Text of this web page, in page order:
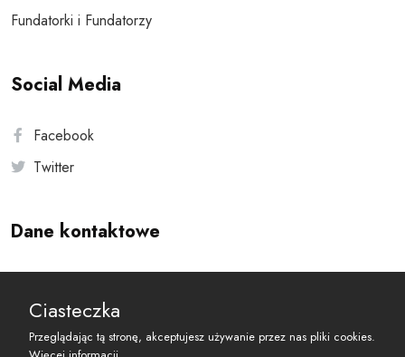
Fundatorki i Fundatorzy
Social Media
Facebook
Twitter
Dane kontaktowe
reset@resetobywatelski.pl
Ciasteczka
Przeglądając tą stronę, akceptujesz używanie przez nas pliki cookies.